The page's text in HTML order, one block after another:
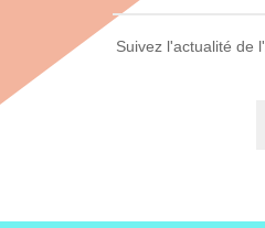
Newsletter Suivez l'actualité de